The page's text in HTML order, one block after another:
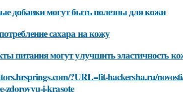
добавки могут быть полезны для кожи
сахара на кожу
питания могут улучшить эластичность
?URL=fit-hackersha.ru/
zdorovyu-i-krasote